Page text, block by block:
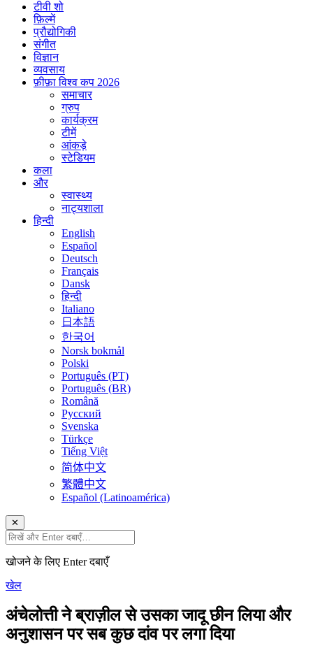
टीवी शो
फ़िल्में
प्रौद्योगिकी
संगीत
विज्ञान
व्यवसाय
फ़ीफ़ा विश्व कप 2026
समाचार
ग्रुप
कार्यक्रम
टीमें
आंकड़े
स्टेडियम
कला
और
स्वास्थ्य
नाट्यशाला
हिन्दी
English
Español
Deutsch
Français
Dansk
हिन्दी
Italiano
日本語
한국어
Norsk bokmål
Polski
Português (PT)
Português (BR)
Română
Русский
Svenska
Türkçe
Tiếng Việt
简体中文
繁體中文
Español (Latinoamérica)
✕
खोजने के लिए Enter दबाएँ
खेल
अंचेलोत्ती ने ब्राज़ील से उसका जादू छीन लिया और
अनुशासन पर सब कुछ दांव पर लगा दिया